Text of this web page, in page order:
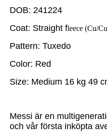
DOB: 241224
Coat: Straight fleece (Cu/
Pattern: Tuxedo
Color: Red
Size: Medium 16 kg 49
Messi är en
och vår första inköpta